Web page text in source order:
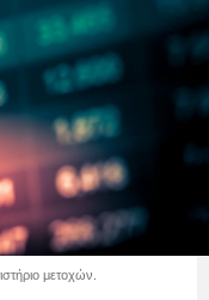
μετοχών.